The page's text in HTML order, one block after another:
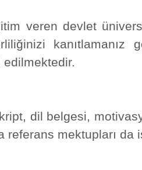
veren devlet
kanıtlamanız
edilmektedir.
dil belgesi,
referans mektupları da